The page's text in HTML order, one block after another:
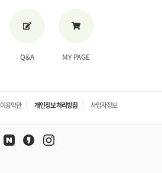
Q&A MY PAGE
이용약관 개인정보처리방침 사업자정보